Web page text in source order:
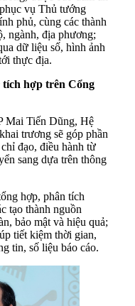
vụ Thủ tướng
phủ, cùng các thành
ngành, địa phương;
dữ liệu số, hình ảnh
thực địa.
hợp trên Cổng
Mai Tiến Dũng, Hệ
trương sẽ góp phần
đạo, điều hành từ
sang dựa trên thông
hợp, phân tích
tạo thành nguồn
bảo mật và hiệu quả;
tiết kiệm thời gian,
tin, số liệu báo cáo.